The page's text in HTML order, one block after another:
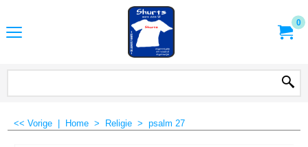
0
<< Vorige Home > Religie > psalm 27